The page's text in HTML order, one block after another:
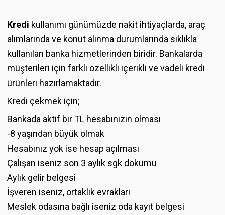
Kredi kullanımı günümüzde nakit ihtiyaçlarda, araç
alımlarında ve konut alınma durumlarında sıklıkla
kullanılan banka hizmetlerinden biridir. Bankalarda
müşterileri için farklı özellikli içerikli ve vadeli kredi
ürünleri hazırlamaktadır.
Kredi çekmek için;
Bankada aktif bir TL hesabınızın olması
-8 yaşından büyük olmak
Hesabınız yok ise hesap açılması
Çalışan iseniz son 3 aylık sgk dökümü
Aylık gelir belgesi
İşveren iseniz, ortaklık evrakları
Meslek odasına bağlı iseniz oda kayıt belgesi